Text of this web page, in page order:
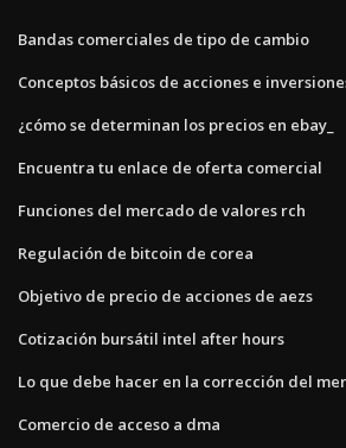
Bandas comerciales de tipo de cambio
Conceptos básicos de acciones e
¿cómo se determinan los precios en ebay_
Encuentra tu enlace de oferta comercial
Funciones del mercado de valores rch
Regulación de bitcoin de corea
Objetivo de precio de acciones de aezs
Cotización bursátil intel after hours
Lo que debe hacer en la corrección del
Comercio de acceso a dma